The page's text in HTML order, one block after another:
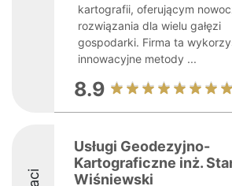
kartografii, oferującym
rozwiązania dla wielu gałęzi
gospodarki. Firma ta
innowacyjne metody ...
8.9
Usługi Geodezyjno-
Kartograficzne inż.
Wiśniewski